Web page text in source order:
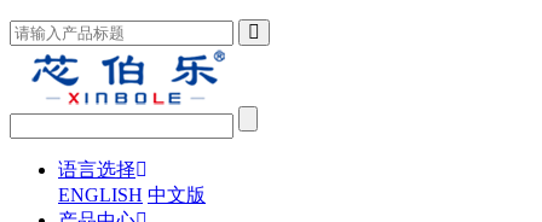
语言选择
ENGLISH 中文版